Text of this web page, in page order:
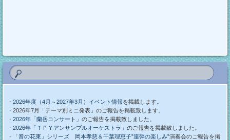
・ 2026年度（4月～2027年3月）イベント情報を掲載します。
・2026年7月「テーマ別ミニ発表」のご報告を掲載致します。
・ 2026年「蘭岳コンサート」 のご報告を掲載致しました。
・ 2026年「ＴＰＹアンサンブルオーケストラ」 のご報告を掲載致しました。
・
「音の花束」シリーズ 岡本孝慈＆千葉理恵子”連弾の楽しみ”演奏会のご報告を掲